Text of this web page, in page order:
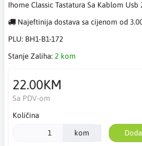
Ihome Classic Tastatura Sa Kablom Usb
Najeftinija dostava sa cijenom od
PLU: BH1-B1-172
Stanje Zaliha: 2 kom
22.00KM
Sa PDV-om
Količina
kom